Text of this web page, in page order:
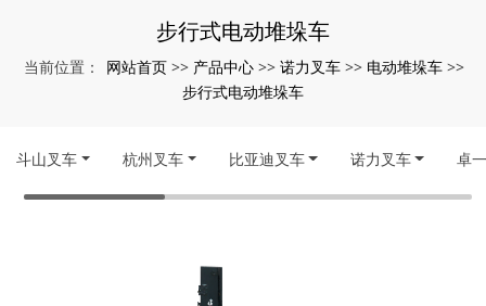
步行式电动堆垛车
当前位置： 网站首页 >> 产品中心 >> 诺力叉车 >> 电动堆垛车 >>
步行式电动堆垛车
斗山叉车 杭州叉车 比亚迪叉车 诺力叉车 卓